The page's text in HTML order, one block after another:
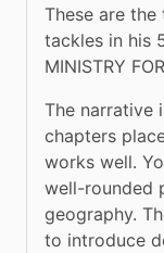
These are the
tackles in his
MINISTRY
The narrative
chapters
works well.
well-rounded
geography.
to introduce